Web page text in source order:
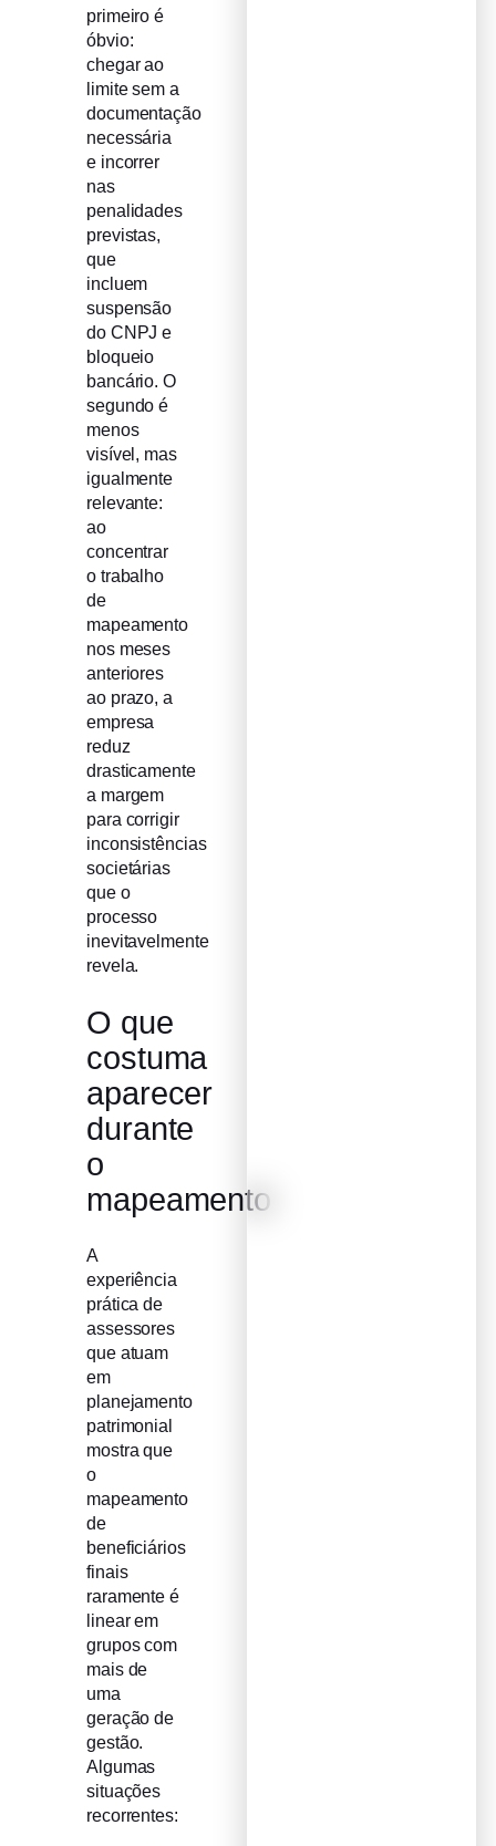
primeiro é
óbvio:
chegar ao
limite sem a
documentação
necessária
e incorrer
nas
penalidades
previstas,
que
incluem
suspensão
do CNPJ e
bloqueio
bancário. O
segundo é
menos
visível, mas
igualmente
relevante:
ao
concentrar
o trabalho
de
mapeamento
nos meses
anteriores
ao prazo, a
empresa
reduz
drasticamente
a margem
para corrigir
inconsistências
societárias
que o
processo
inevitavelmente
revela.
O que
costuma
aparecer
durante
o
mapeamento
A
experiência
prática de
assessores
que atuam
em
planejamento
patrimonial
mostra que
o
mapeamento
de
beneficiários
finais
raramente é
linear em
grupos com
mais de
uma
geração de
gestão.
Algumas
situações
recorrentes: